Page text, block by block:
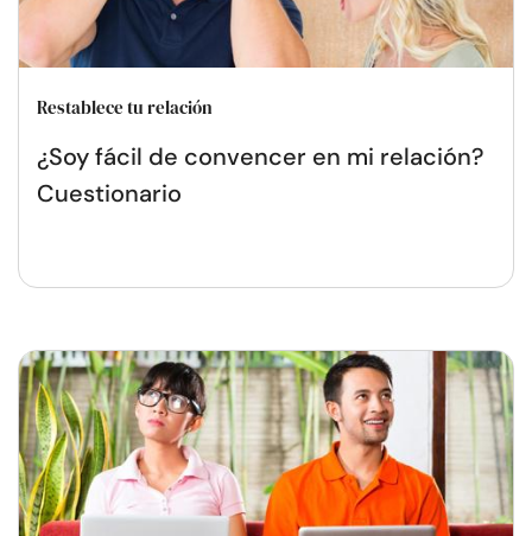
Restablece tu relación
¿Soy fácil de convencer en mi relación?
Cuestionario